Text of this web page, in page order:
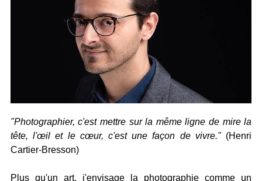
"Photographier, c'est mettre sur la même ligne de mire la
tête, l'œil et le cœur, c'est une façon de vivre."(Henri
Cartier-Bresson)
Plus qu'un art, j'envisage la photographie comme un